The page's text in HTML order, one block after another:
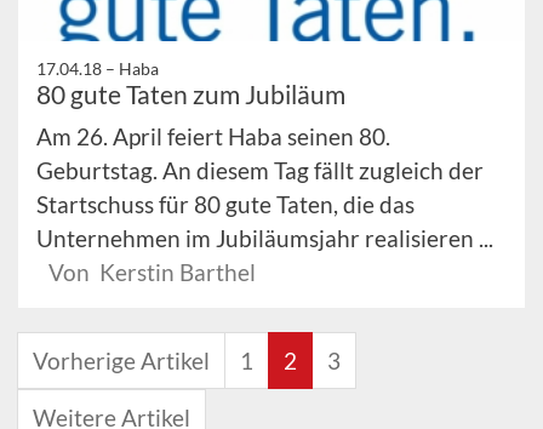
17.04.18 – Haba
80 gute Taten zum Jubiläum
Am 26. April feiert Haba seinen 80.
Geburtstag. An diesem Tag fällt zugleich der
Startschuss für 80 gute Taten, die das
Unternehmen im Jubiläumsjahr realisieren ...
Von Kerstin Barthel
Vorherige Artikel 1 2 3
Weitere Artikel